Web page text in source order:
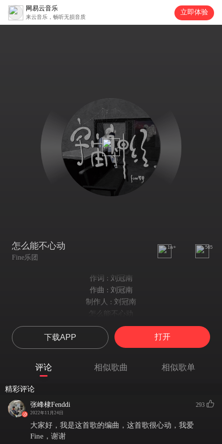
网易云音乐
来云音乐，畅听无损音质
立即体验
怎么能不心动
Fine乐团
1w+ 565
作词 : 刘冠南
作曲 : 刘冠南
制作人 : 刘冠南
怎么能不心动
黑白的轮廓被雕刻成了风情万种
想动也不能动
炙热的恶魔附着在灵魂太多的片刻
掉落了
被阴暗枷锁了以后
下载APP 打开
评论 相似歌曲 相似歌单
精彩评论
张峰棣Fenddi
2022年11月24日
293
大家好，我是这首歌的编曲，这首歌很心动，我爱
Fine，谢谢